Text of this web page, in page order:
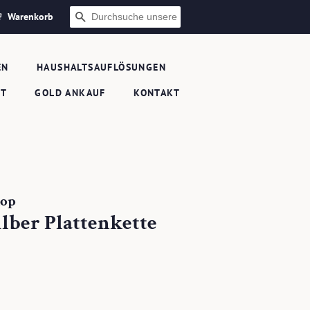
Warenkorb SUCHEN
HAUSHALTSAUFLÖSUNGEN
GOLD ANKAUF KONTAKT
Plattenkette